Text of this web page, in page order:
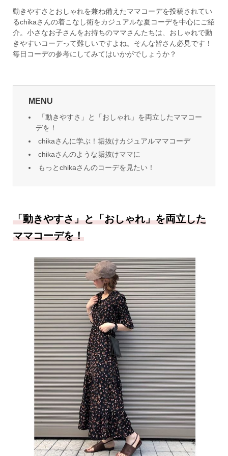
動きやすさとおしゃれを兼ね備えたママコーデを投稿されてい
るchikaさんの着こなし術をカジュアルな夏コーデを中心にご紹
介。小さなお子さんをお持ちのママさんたちは、おしゃれで動
きやすいコーデって難しいですよね。そんな皆さん必見です！
毎日コーデの参考にしてみてはいかがでしょうか？
MENU
「動きやすさ」と「おしゃれ」を両立したママコー
デを！
chikaさんに学ぶ！垢抜けカジュアルママコーデ
chikaさんのような垢抜けママに
もっとchikaさんのコーデを見たい！
「動きやすさ」と「おしゃれ」を両立した
ママコーデを！